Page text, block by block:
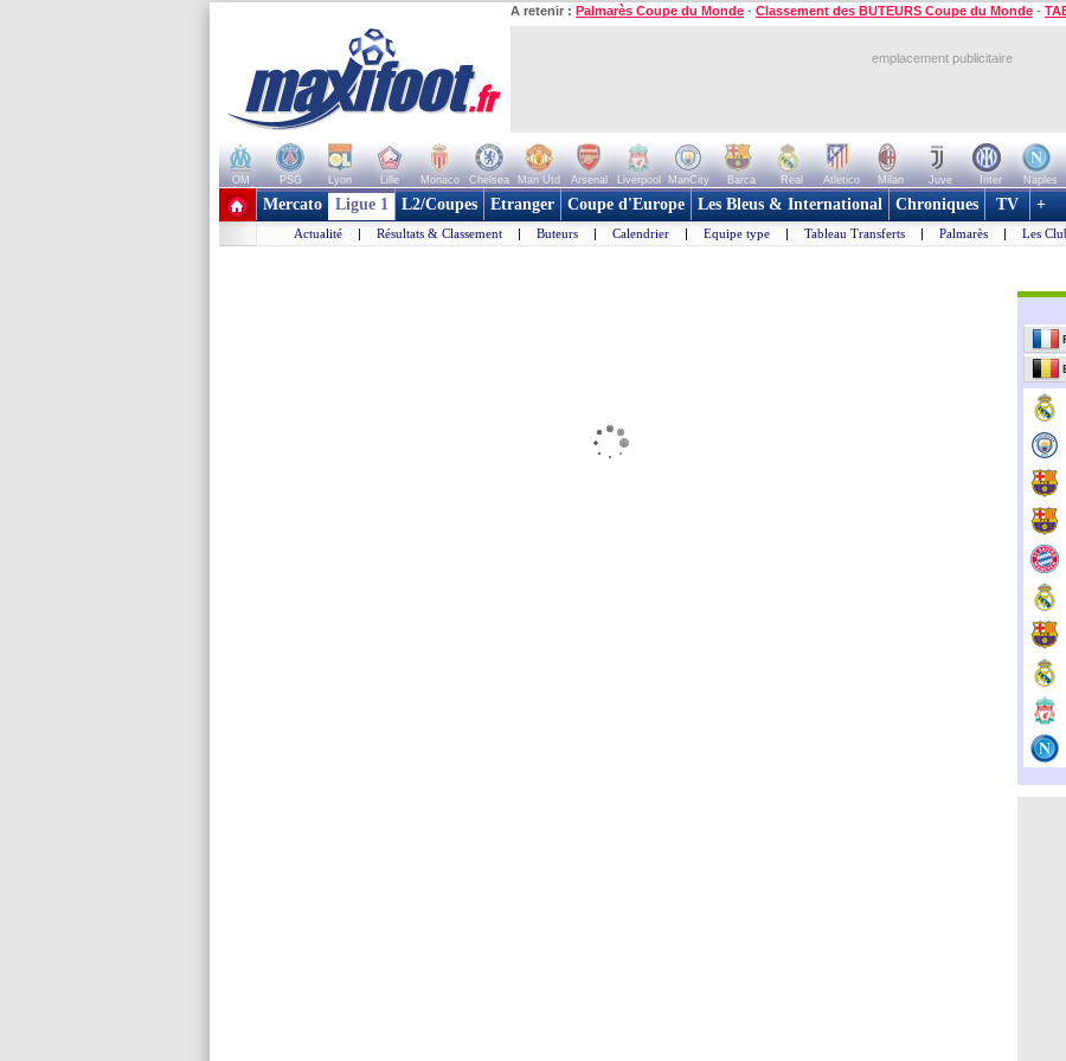
A retenir : Palmarès Coupe du Monde - Classement des BUTEURS Coupe du Monde -
emplacement publicitaire
OM PSG Lyon Lille Monaco Chelsea Man Utd Arsenal Liverpool ManCity Barca Real Atletico Milan Juve Inter Naples
+ de clubs
Mercato Ligue 1 L2/Coupes Etranger Coupe d'Europe Les Bleus & International Chroniques TV +
Actualité | Résultats & Classement | Buteurs | Calendrier | Equipe type | Tableau Transferts | Palmarès | Les